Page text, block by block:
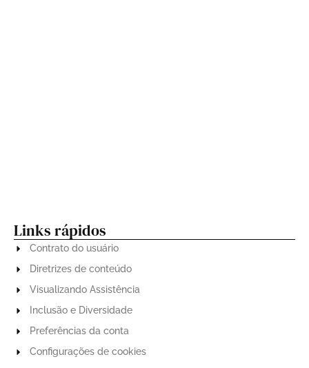
Links rápidos
Contrato do usuário
Diretrizes de conteúdo
Visualizando Assistência
Inclusão e Diversidade
Preferências da conta
Configurações de cookies